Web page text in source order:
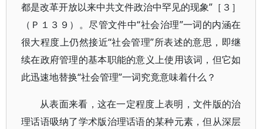
都是改革开放以来中共文件政治中罕见的现象”［３］
（Ｐ１３９）。尽管文件中“社会治理”一词的内涵在
很大程度上仍然接近“社会管理”所表述的意思，即继
续在政府管理的基本职能的意义上使用该词，但它如
此迅速地替换“社会管理”一词究竟意味着什么？
从表面来看，这在一定程度上表明，文件版的治
理话语吸纳了学术版治理话语的某种元素，但从深层